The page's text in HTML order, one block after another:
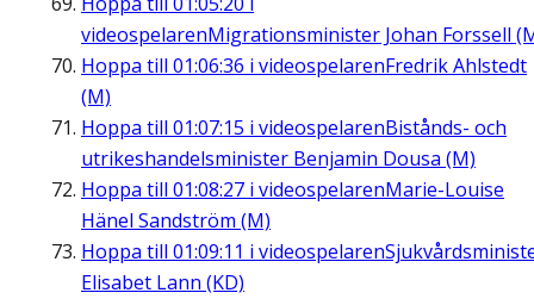
videospelarenMigrationsminister Johan Forssell
Hoppa till 01:06:36 i videospelarenFredrik Ahlstedt
(M)
Hoppa till 01:07:15 i videospelarenBistånds- och
utrikeshandelsminister Benjamin Dousa (M)
Hoppa till 01:08:27 i videospelarenMarie-Louise
Hänel Sandström (M)
Hoppa till 01:09:11 i videospelaren
Elisabet Lann (KD)